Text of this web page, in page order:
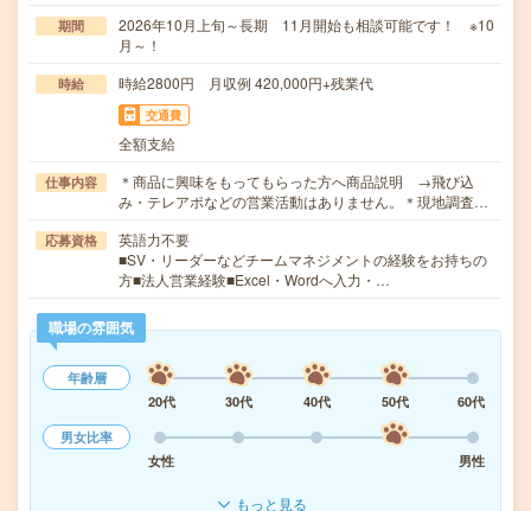
期間
2026年10月上旬～長期 11月開始も相談可能です！ ※10
月～！
時給 時給2800円 月収例 420,000円+残業代
交通費
全額支給
仕事内容
＊商品に興味をもってもらった方へ商品説明 →飛び込
み・テレアポなどの営業活動はありません。＊現地調査…
応募資格
英語力不要
■SV・リーダーなどチームマネジメントの経験をお持ちの
方■法人営業経験■Excel・Wordへ入力・…
職場の雰囲気
年齢層
20代
30代 40代 50代
60代
男女比率
女性
男性
もっと見る